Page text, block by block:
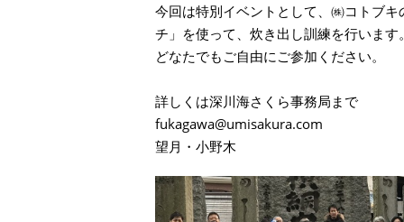
今回は特別イベントとして、㈱コトブキ
チ」を使って、炊き出し訓練を行います。
どなたでもご自由にご参加ください。
詳しくは深川海さくら事務局まで
fukagawa@umisakura.com
望月・小野木